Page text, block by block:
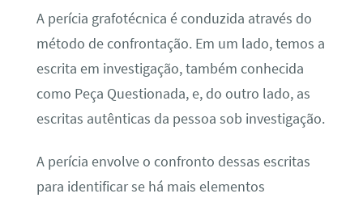
A perícia grafotécnica é conduzida através do
método de confrontação. Em um lado, temos a
escrita em investigação, também conhecida
como Peça Questionada, e, do outro lado, as
escritas autênticas da pessoa sob investigação.
A perícia envolve o confronto dessas escritas
para identificar se há mais elementos